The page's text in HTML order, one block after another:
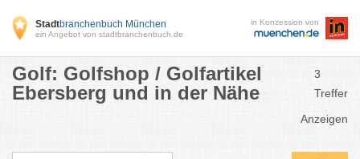
Stadtbranchenbuch München
ein Angebot von stadtbranchenbuch.de
in Konzession von
Golf: Golfshop / Golfartikel
Ebersberg und in der Nähe
3
Treffer
Anzeigen